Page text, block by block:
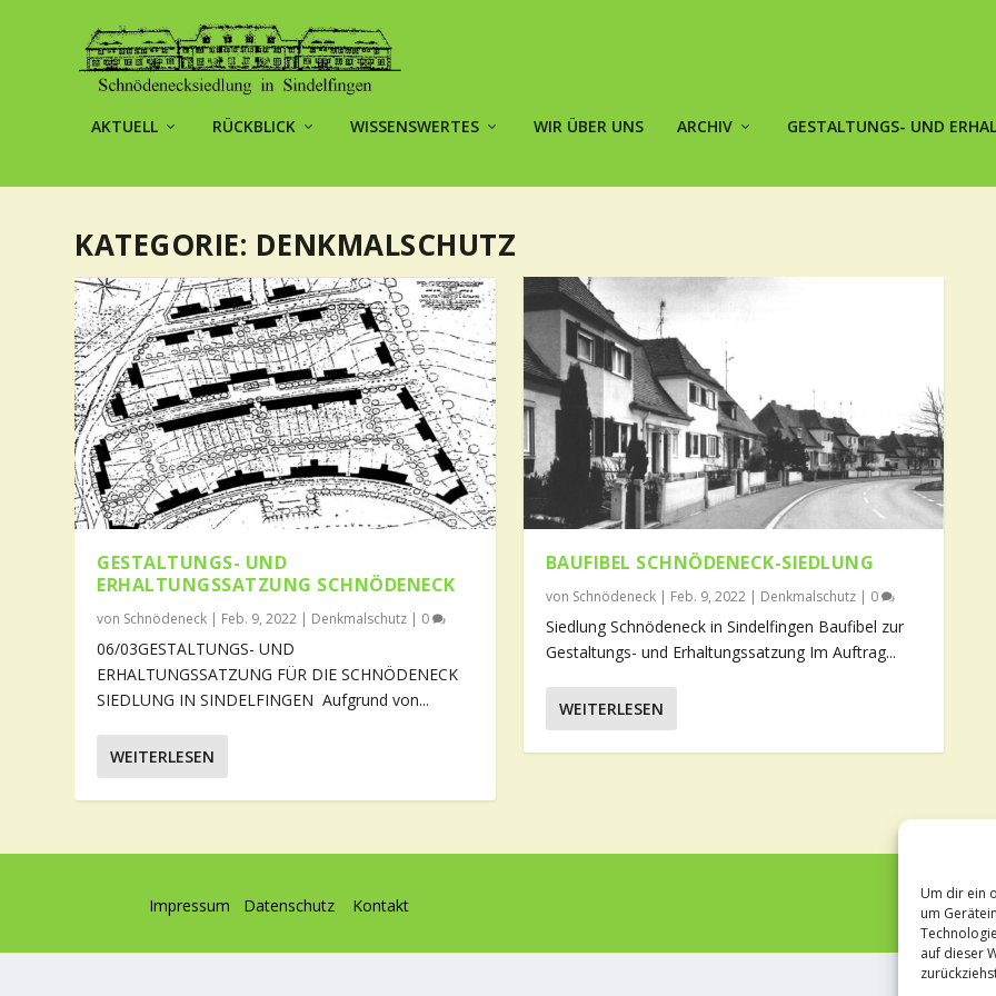
Um dir ein
um
auf dieser
AKTUELL RÜCKBLICK WISSENSWERTES WIR ÜBER UNS ARCHIV GESTALTUNGS- UND
KATEGORIE: DENKMALSCHUTZ
GESTALTUNGS- UND
ERHALTUNGSSATZUNG SCHNÖDENECK
von Schnödeneck | Feb. 9, 2022 | Denkmalschutz | 0
06/03GESTALTUNGS- UND
ERHALTUNGSSATZUNG FÜR DIE SCHNÖDENECK
SIEDLUNG IN SINDELFINGEN Aufgrund von...
WEITERLESEN
BAUFIBEL SCHNÖDENECK-SIEDLUNG
von Schnödeneck| Feb. 9, 2022| Denkmalschutz| 0
Siedlung Schnödeneck in Sindelfingen Baufibel zur
Gestaltungs- und Erhaltungssatzung Im Auftrag...
WEITERLESEN
Impressum Datenschutz Kontakt